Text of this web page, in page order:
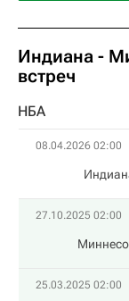
Индиана -
встреч
НБА
08.04.2026 02:00
27.10.2025 02:00
25.03.2025 02:00